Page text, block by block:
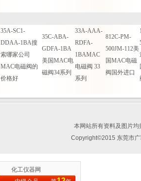
35A-SC1-
DDAA-1BA搜
索哪家公司
MAC电磁阀的
价格好
35C-ABA-
GDFA-1BA
美国MAC电
磁阀34系列
33A-AAA-
RDFA-
1BAMAC
电磁阀 33
系列
812C-PM-
500JM-112美
国MAC电磁
阀国外进口
本网站所有资料及图片
Copyright©2015 东莞市
化工仪器网